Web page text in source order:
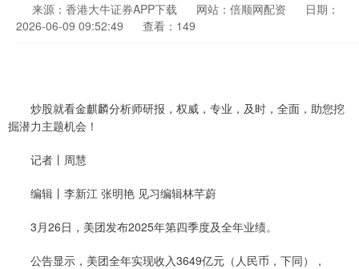
来源：香港大牛证券APP下载 网站：倍顺网配资
日期：
2026-06-09 09:52:49
查看：149
炒股就看金麒麟分析师研报，权威，专业，及时，全面，助您挖
掘潜力主题机会！
记者丨周慧
编辑丨李新江 张明艳 见习编辑林芊蔚
3月26日，美团发布2025年第四季度及全年业绩。
公告显示，美团全年实现收入3649亿元（人民币，下同），